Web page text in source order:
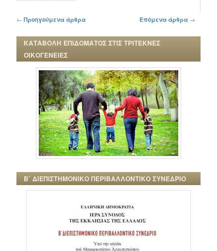
Πλοήγηση στα άρθρα
← Προηγούμενα άρθρα Επόμενα άρθρα →
ΚΑΤΑΒΟΛΗ ΕΠΙΔΟΜΑΤΟΣ ΣΤΙΣ ΤΡΙΤΕΚΝΕΣ
ΟΙΚΟΓΕΝΕΙΕΣ
Β΄ ΔΙΕΠΙΣΤΗΜΟΝΙΚΟ ΠΕΡΙΒΑΛΛΟΝΤΙΚΟ ΣΥΝΕΔΡΙΟ